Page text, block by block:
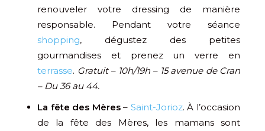
renouveler votre dressing de manière
responsable. Pendant votre séance
shopping, dégustez des petites
gourmandises et prenez un verre en
terrasse. Gratuit – 10h/19h – 15 avenue de Cran
– Du 36 au 44.
La fête des Mères– Saint-Jorioz. À l’occasion
de la fête des Mères, les mamans sont